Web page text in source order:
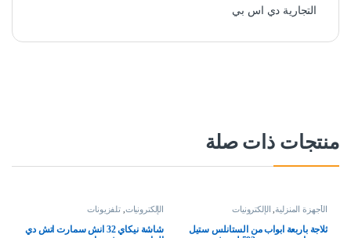
التجارية دي اس بي
منتجات ذات صلة
الأجهزة المنزلية, الإلكترونيات
ثلاجة باربعة ابواب من الستانلس ستيل
الإلكترونيات ,تلفزيونات
شاشة نيكاي 32 انش سمارت اتش دي